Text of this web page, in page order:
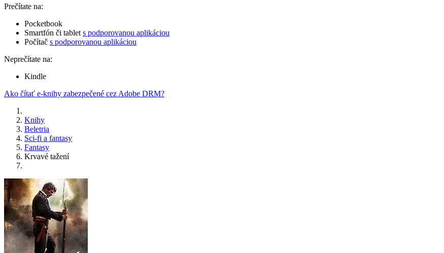
Prečítate na:
Pocketbook
Smartfón či tablet s podporovanou aplikáciou
Počítač s podporovanou aplikáciou
Neprečítate na:
Kindle
Ako čítať e-knihy zabezpečené cez Adobe DRM?
Knihy
Beletria
Sci-fi a fantasy
Fantasy
Krvavé tažení